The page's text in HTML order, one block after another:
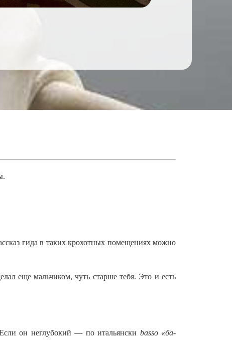
гида в таких крохотных помещениях можно
еще мальчиком, чуть старше тебя. Это и есть
он неглубокий — по итальянски basso «ба-